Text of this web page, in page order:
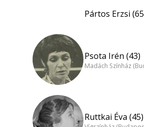
Pártos Erzsi
Psota Irén (43)
Madách Színház
Ruttkai Éva (45)